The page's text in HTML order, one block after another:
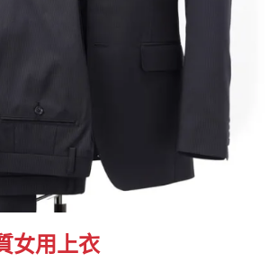
女用上衣